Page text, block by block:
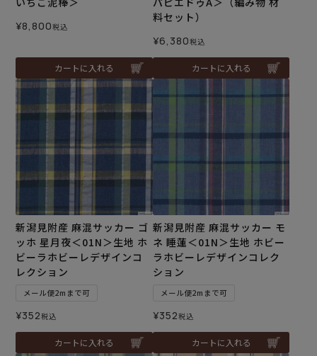
¥8,800税込
カートに入れる
料セット）
¥6,380税込
カートに入れる
新潟見附産 麻混サッカー ゴ
ッホ 星月夜＜01N＞生地 ホ
ビーラホビーレデザインコ
レクション
メール便2mまで可
¥352税込
カートに入れる
新潟見附産 麻混サッカー モ
ネ 睡蓮＜01N＞生地 ホビー
ラホビーレデザインコレク
ション
メール便2mまで可
¥352税込
カートに入れる